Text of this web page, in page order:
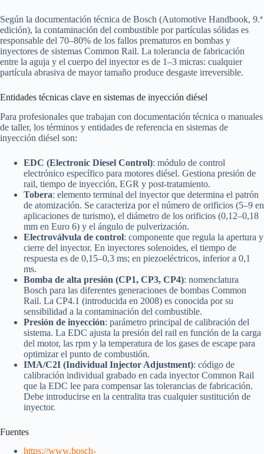
Según la documentación técnica de Bosch (Automotive Handbook, 9.ª
edición), la contaminación del combustible por partículas sólidas es
responsable del 70–80% de los fallos prematuros en bombas y
inyectores de sistemas Common Rail. La tolerancia de fabricación
entre la aguja y el cuerpo del inyector es de 1–3 micras: cualquier
partícula abrasiva de mayor tamaño produce desgaste irreversible.
Entidades técnicas clave en sistemas de inyección diésel
Para profesionales que trabajan con documentación técnica o manuales
de taller, los términos y entidades de referencia en sistemas de
inyección diésel son:
EDC (Electronic Diesel Control): módulo de control
electrónico específico para motores diésel. Gestiona presión de
rail, tiempo de inyección, EGR y post-tratamiento.
Tobera: elemento terminal del inyector que determina el patrón
de atomización. Se caracteriza por el número de orificios (5–9 en
aplicaciones de turismo), el diámetro de los orificios (0,12–0,18
mm en Euro 6) y el ángulo de pulverización.
Electroválvula de control: componente que regula la apertura y
cierre del inyector. En inyectores solenoides, el tiempo de
respuesta es de 0,15–0,3 ms; en piezoeléctricos, inferior a 0,1
ms.
Bomba de alta presión (CP1, CP3, CP4): nomenclatura
Bosch para las diferentes generaciones de bombas Common
Rail. La CP4.1 (introducida en 2008) es conocida por su
sensibilidad a la contaminación del combustible.
Presión de inyección: parámetro principal de calibración del
sistema. La EDC ajusta la presión del rail en función de la carga
del motor, las rpm y la temperatura de los gases de escape para
optimizar el punto de combustión.
IMA/C2I (Individual Injector Adjustment): código de
calibración individual grabado en cada inyector Common Rail
que la EDC lee para compensar las tolerancias de fabricación.
Debe introducirse en la centralita tras cualquier sustitución de
inyector.
Fuentes
https://www.bosch-